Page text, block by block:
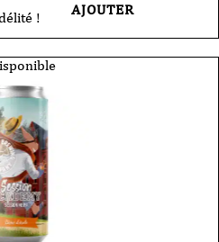
! AJOUTER